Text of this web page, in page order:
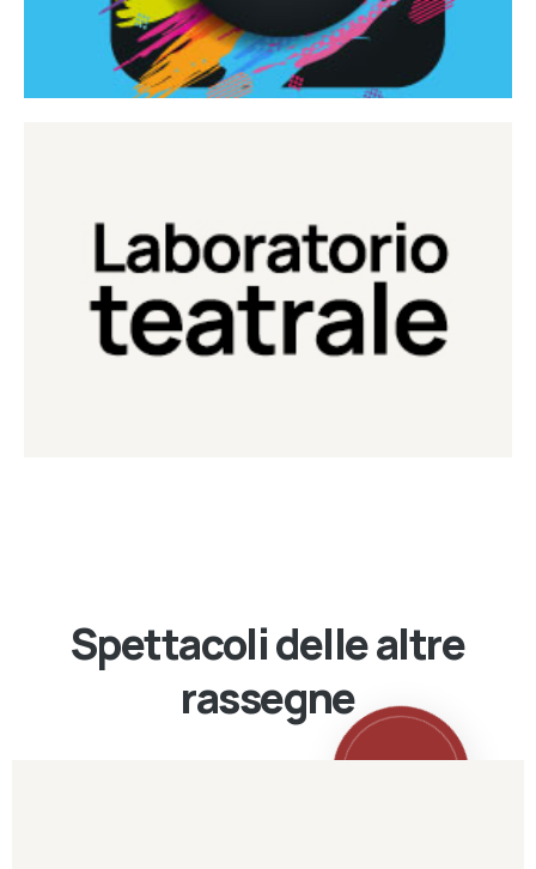
Laboratorio Teatrale
Laboratorio di teatro del Teatro Eduardo de Filippo
Continua
Spettacoli delle altre
rassegne